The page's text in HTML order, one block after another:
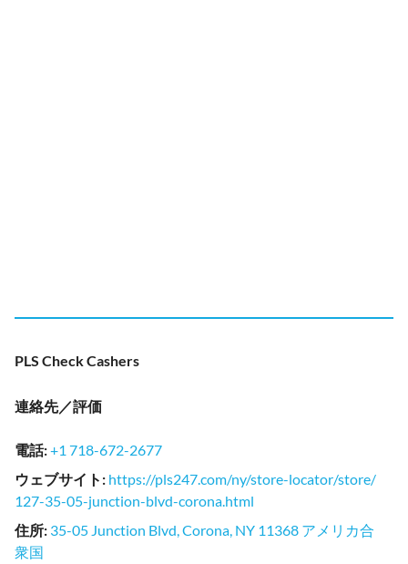
PLS Check Cashers
連絡先／評価
電話:+1 718-672-2677
ウェブサイト : https://pls247.com/ny/store-locator/store/
127-35-05-junction-blvd-corona.html
住所: 35-05 Junction Blvd, Corona, NY 11368 アメリカ合
衆国